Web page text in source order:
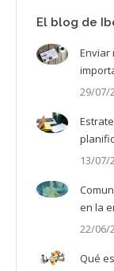
El blog de
Enviar
29/07/
13/07/
en la
22/06/
Qué